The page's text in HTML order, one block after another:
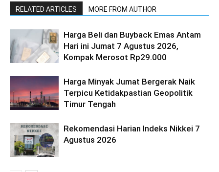
RELATED ARTICLES MORE FROM AUTHOR
Harga Beli dan Buyback Emas Antam
Hari ini Jumat 7 Agustus 2026,
Kompak Merosot Rp29.000
Harga Minyak Jumat Bergerak Naik
Terpicu Ketidakpastian Geopolitik
Timur Tengah
Rekomendasi Harian Indeks Nikkei 7
Agustus 2026